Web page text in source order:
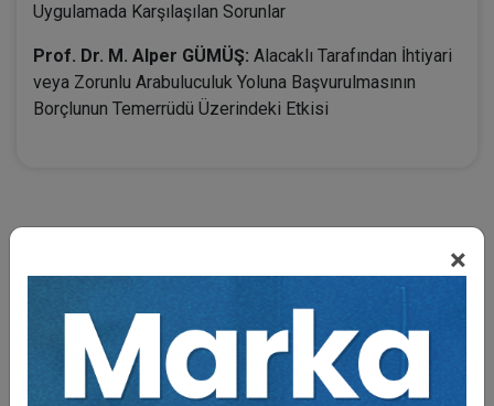
×
Uygulamada Karşılaşılan Sorunlar
Prof. Dr. M. Alper GÜMÜŞ: Alacaklı Tarafından İhtiyari
veya Zorunlu Arabuluculuk Yoluna Başvurulmasının
Borçlunun Temerrüdü Üzerindeki Etkisi
BENZER VIDEO EĞITIMLER
Video Eğitim Abonesi Ol: Sadece 5490 TL / Yıllık